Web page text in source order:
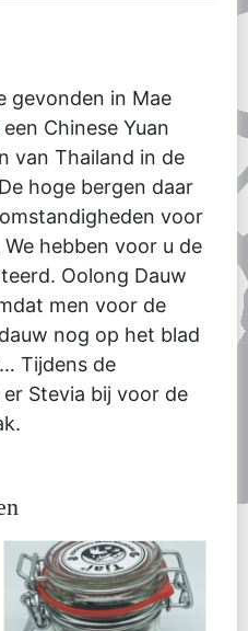
gevonden in Mae
Chinese Yuan
van Thailand in de
hoge bergen daar
voor
hebben voor u de
Oolong Dauw
men voor de
nog op het blad
Tijdens de
Stevia bij voor de